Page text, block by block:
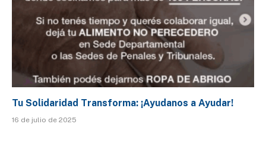
Tu Solidaridad Transforma: ¡Ayudanos a Ayudar!
16 de julio de 2025